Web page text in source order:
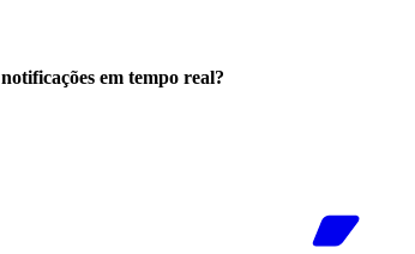
notificações em tempo real?